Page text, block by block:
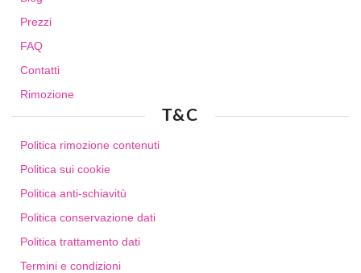
Prezzi
FAQ
Contatti
Rimozione
T&C
Politica rimozione contenuti
Politica sui cookie
Politica anti-schiavitù
Politica conservazione dati
Politica trattamento dati
Termini e condizioni